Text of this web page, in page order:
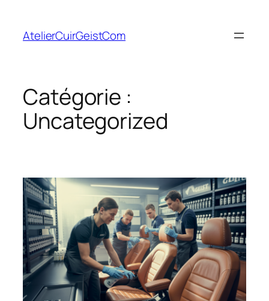
contenu
AtelierCuirGeistCom
Catégorie :
Uncategorized